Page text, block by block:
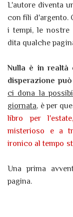
L'autore diventa
con fili d'argento.
i tempi, le nostre
dita qualche
Nulla è in realtà
disperazione
ci dona la
giornata, è per
libro per
misterioso e a
ironico al tempo
Una prima
pagina.